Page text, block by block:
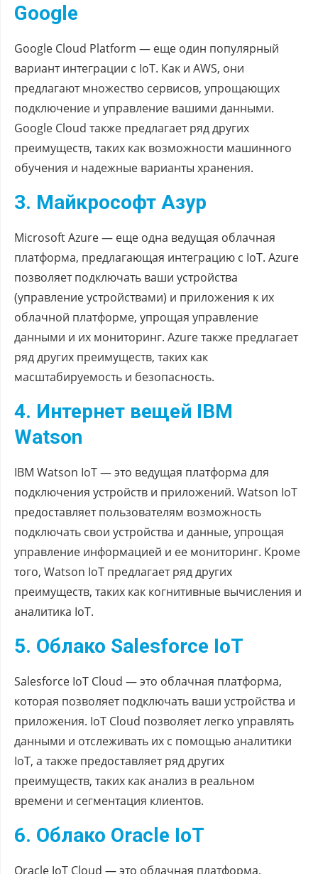
Google
Google Cloud Platform — еще один популярный
вариант интеграции с IoT. Как и AWS, они
предлагают множество сервисов, упрощающих
подключение и управление вашими данными.
Google Cloud также предлагает ряд других
преимуществ, таких как возможности машинного
обучения и надежные варианты хранения.
3. Майкрософт Азур
Microsoft Azure — еще одна ведущая облачная
платформа, предлагающая интеграцию с IoT. Azure
позволяет подключать ваши устройства
(управление устройствами) и приложения к их
облачной платформе, упрощая управление
данными и их мониторинг. Azure также предлагает
ряд других преимуществ, таких как
масштабируемость и безопасность.
4. Интернет вещей IBM
Watson
IBM Watson IoT — это ведущая платформа для
подключения устройств и приложений. Watson IoT
предоставляет пользователям возможность
подключать свои устройства и данные, упрощая
управление информацией и ее мониторинг. Кроме
того, Watson IoT предлагает ряд других
преимуществ, таких как когнитивные вычисления и
аналитика IoT.
5. Облако Salesforce IoT
Salesforce IoT Cloud — это облачная платформа,
которая позволяет подключать ваши устройства и
приложения. IoT Cloud позволяет легко управлять
данными и отслеживать их с помощью аналитики
IoT, а также предоставляет ряд других
преимуществ, таких как анализ в реальном
времени и сегментация клиентов.
6. Облако Oracle IoT
Oracle IoT Cloud — это облачная платформа,